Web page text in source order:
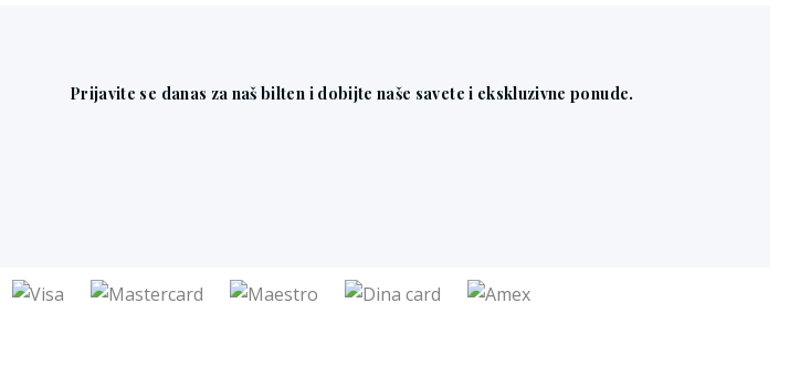
Prijavite se danas za naš bilten i dobijte naše savete i ekskluzivne ponude.